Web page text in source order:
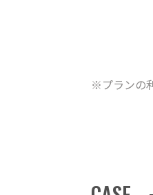
※プランの